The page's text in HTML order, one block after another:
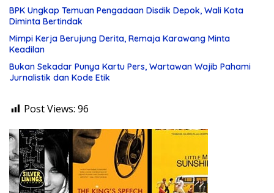
BPK Ungkap Temuan Pengadaan Disdik Depok, Wali Kota
Diminta Bertindak
Mimpi Kerja Berujung Derita, Remaja Karawang Minta
Keadilan
Bukan Sekadar Punya Kartu Pers, Wartawan Wajib Pahami
Jurnalistik dan Kode Etik
Post Views: 96